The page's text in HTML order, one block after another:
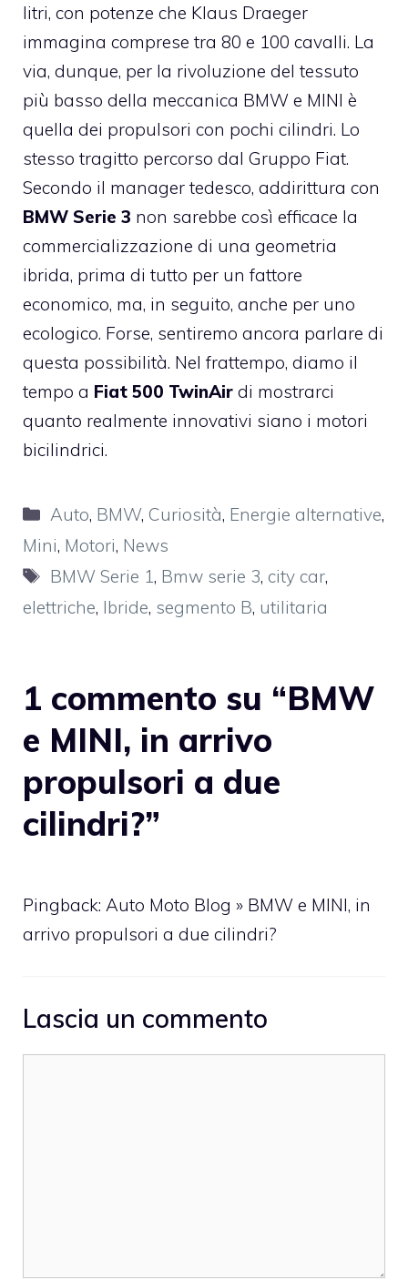
litri, con potenze che Klaus Draeger
immagina comprese tra 80 e 100 cavalli. La
via, dunque, per la rivoluzione del tessuto
più basso della meccanica BMW e MINI è
quella dei propulsori con pochi cilindri. Lo
stesso tragitto percorso dal Gruppo Fiat.
Secondo il manager tedesco, addirittura con
BMW Serie 3 non sarebbe così efficace la
commercializzazione di una geometria
ibrida, prima di tutto per un fattore
economico, ma, in seguito, anche per uno
ecologico. Forse, sentiremo ancora parlare di
questa possibilità. Nel frattempo, diamo il
tempo a Fiat 500 TwinAir di mostrarci
quanto realmente innovativi siano i motori
bicilindrici.
Categorie
Auto, BMW, Curiosità, Energie alternative,
Mini, Motori, News
Tag
BMW Serie 1, Bmw serie 3, city car,
elettriche, Ibride, segmento B, utilitaria
1 commento su “BMW
e MINI, in arrivo
propulsori a due
cilindri?”
Pingback: Auto Moto Blog » BMW e MINI, in
arrivo propulsori a due cilindri?
Lascia un commento